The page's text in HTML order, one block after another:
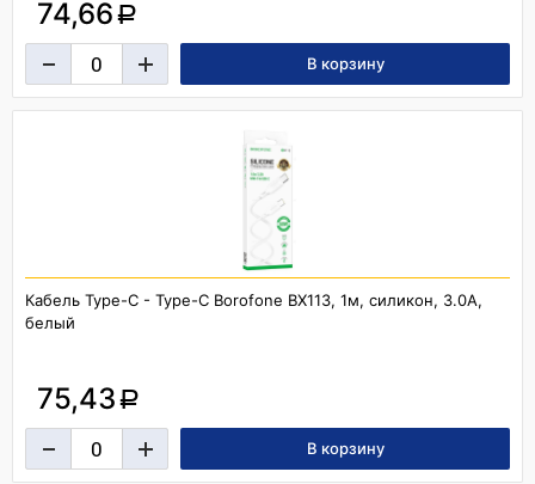
74,66 a
Кабель Type-C - Type-C Borofone BX113, 1м, силикон, 3.0A,
белый
75,43 a